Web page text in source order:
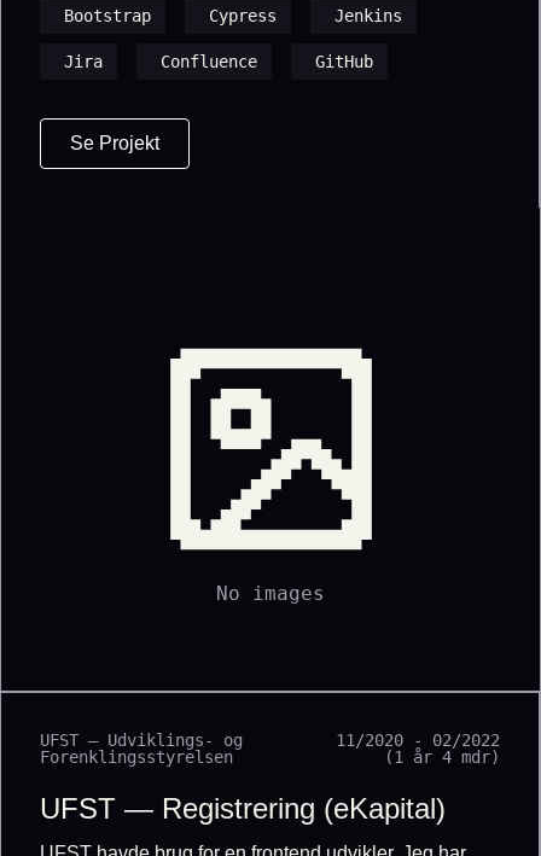
Bootstrap Cypress Jenkins
Jira Confluence GitHub
Se Projekt
No images
UFST — Udviklings- og
Forenklingsstyrelsen
11/2020 - 02/2022
(1 år 4 mdr)
UFST — Registrering (eKapital)